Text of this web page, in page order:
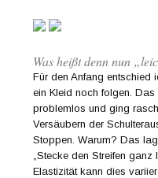
Was heißt denn nun
Für den Anfang entschied
ein Kleid noch folgen.
problemlos und ging
Versäubern der
Stoppen. Warum? Das
„Stecke den Streifen
Elastizität kann dies